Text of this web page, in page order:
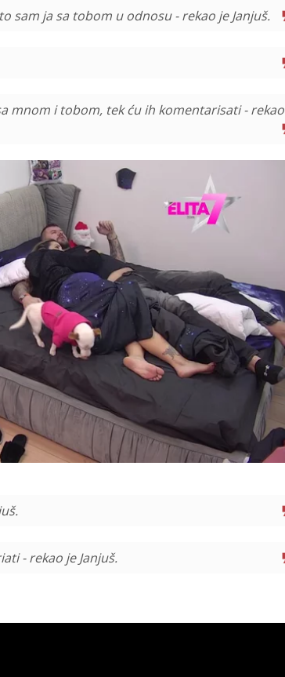
sam ja sa tobom u odnosu - rekao je Janjuš.
mnom i tobom, tek ću ih komentarisati - rekao
- rekao je Janjuš.